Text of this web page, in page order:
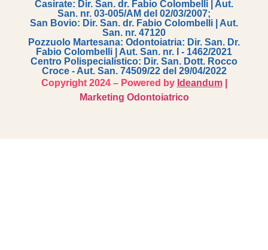
Casirate: Dir. San. dr. Fabio Colombelli | Aut.
San. nr. 03-005/AM del 02/03/2007;
San Bovio: Dir. San. dr. Fabio Colombelli | Aut.
San. nr. 47120
Pozzuolo Martesana: Odontoiatria: Dir. San. Dr.
Fabio Colombelli | Aut. San. nr. I - 1462/2021
Centro Polispecialistico: Dir. San. Dott. Rocco
Croce - Aut. San. 74509/22 del 29/04/2022
Copyright 2024 – Powered by Ideandum|
Marketing Odontoiatrico